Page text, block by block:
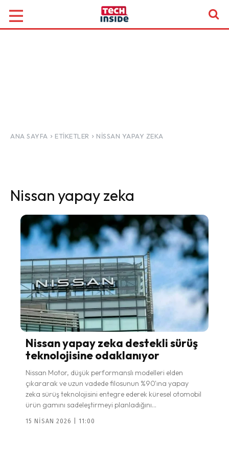
ANA SAYFA ETIKETLER NISSAN YAPAY ZEKA
Nissan yapay zeka
Nissan yapay zeka destekli sürüş
teknolojisine odaklanıyor
Nissan Motor, düşük performanslı modelleri elden
çıkararak ve uzun vadede filosunun %90'ına yapay
zeka sürüş teknolojisini entegre ederek küresel otomobil
ürün gamını sadeleştirmeyi planladığını...
15 NISAN 2026 | 11:00